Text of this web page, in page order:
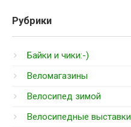
Рубрики
Байки и чики:-)
Веломагазины
Велосипед зимой
Велосипедные выставки